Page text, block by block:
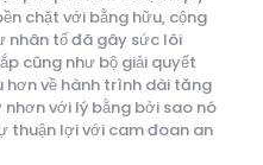
chặt với bằng hữu, cộng
nhân tố đã gây sức lôi
cũng như bộ giải quyết
hơn về hành trình dài tăng
với lý bằng bởi sao nó
thuận lợi với cam đoan an